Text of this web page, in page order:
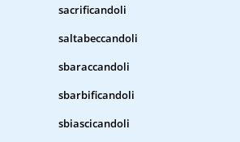
sacrificandoli
saltabeccandoli
sbaraccandoli
sbarbificandoli
sbiascicandoli